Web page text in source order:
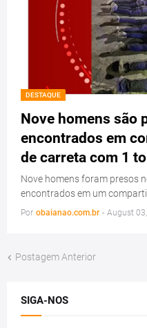
DESTAQUE
Nove homens são
encontrados em
de carreta com 1
Nove homens foram presos
encontrados em um
Por obaianao.com.br - August
Postagem Anterior
SIGA-NOS